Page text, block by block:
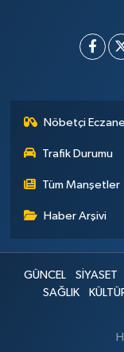
Nöbetçi
Trafik Durumu
Tüm Manşetler
Haber Arşivi
GÜNCEL SİYASET
SAĞLIK